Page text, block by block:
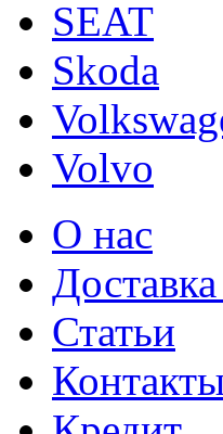
SEAT
Skoda
Volvo
О нас
Статьи